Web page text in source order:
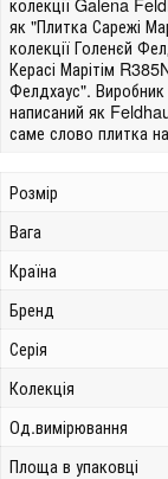
як "Плитка Сарежі
колекції Голенєй
Керасі Марітім
Фелдхаус".
написаний як
саме слово плитка
Розмір
Вага
Країна
Бренд
Серія
Колекція
Од.вимірювання
Площа в упаковці